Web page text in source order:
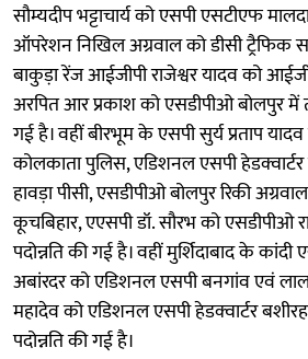
सौम्यदीप भट्टाचार्य को एसपी एसटीएफ
ऑपरेशन निखिल अग्रवाल को डीसी ट्रैफिक
बाकुड़ा रेंज आईजीपी राजेश्वर यादव को
अरपित आर प्रकाश को एसडीपीओ बोलपुर में
गई है। वहीं बीरभूम के एसपी सुर्य प्रताप
कोलकाता पुलिस, एडिशनल एसपी हेडक्वार्टर
हावड़ा पीसी, एसडीपीओ बोलपुर रिकी
कूचबिहार, एएसपी डॉ. सौरभ को एसडीपीओ
पदोन्नति की गई है। वहीं मुर्शिदाबाद के
अबांरदर को एडिशनल एसपी बनगांव एवं
महादेव को एडिशनल एसपी हेडक्वार्टर
पदोन्नति की गई है।